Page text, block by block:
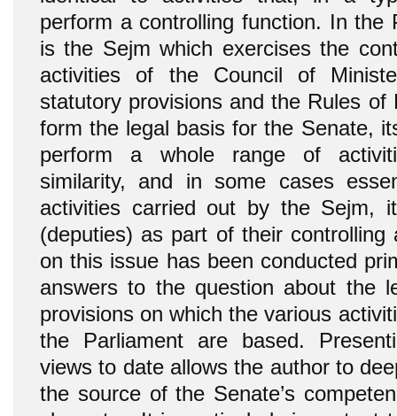
perform a controlling function. In the
is the Sejm which exercises the
activities of the Council of
statutory provisions and the Rules of
form the legal basis for the Senate,
perform a whole range of
similarity, and in some cases
activities carried out by the Sejm,
(deputies) as part of their controlling
on this issue has been conducted
answers to the question about the
provisions on which the various
the Parliament are based.
views to date allows the author to
the source of the Senate’s